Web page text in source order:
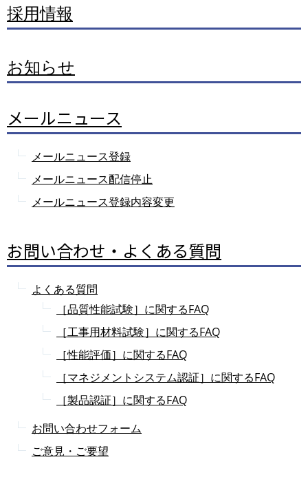
採用情報
お知らせ
メールニュース
メールニュース登録
メールニュース配信停止
メールニュース登録内容変更
お問い合わせ・よくある質問
よくある質問
［品質性能試験］に関するFAQ
［工事用材料試験］に関するFAQ
［性能評価］に関するFAQ
［マネジメントシステム認証］に関するFAQ
［製品認証］に関するFAQ
お問い合わせフォーム
ご意見・ご要望